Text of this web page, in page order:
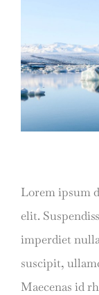
Lorem ipsum
elit.
imperdiet
suscipit,
Maecenas id